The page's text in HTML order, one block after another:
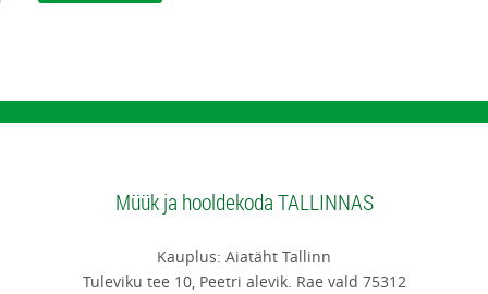
Müük ja hooldekoda TALLINNAS
Kauplus: Aiatäht Tallinn
Tuleviku tee 10, Peetri alevik. Rae vald 75312